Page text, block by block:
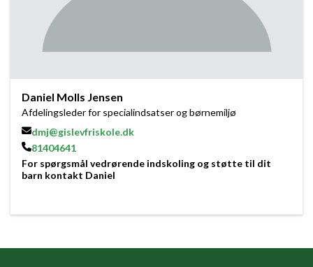
Daniel Molls Jensen
Afdelingsleder for specialindsatser og børnemiljø
dmj@gislevfriskole.dk
81404641
For spørgsmål vedrørende indskoling og støtte til dit
barn kontakt Daniel